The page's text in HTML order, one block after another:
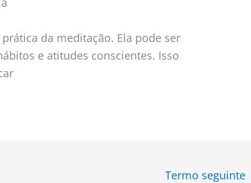
da meditação. Ela pode ser
e atitudes conscientes. Isso
Termo seguinte